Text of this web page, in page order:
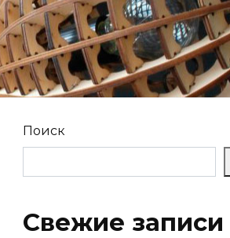
Поиск
Свежие записи